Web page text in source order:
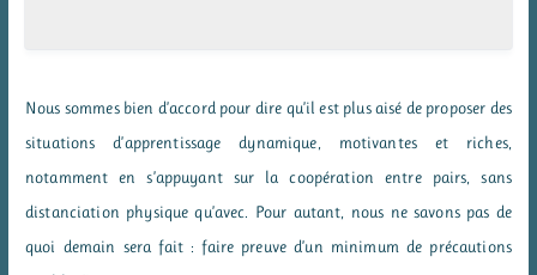
Nous sommes bien d’accord pour dire qu’il est plus aisé de proposer des
situations d’apprentissage dynamique, motivantes et riches,
notamment en s’appuyant sur la coopération entre pairs, sans
distanciation physique qu’avec. Pour autant, nous ne savons pas de
quoi demain sera fait : faire preuve d’un minimum de précautions